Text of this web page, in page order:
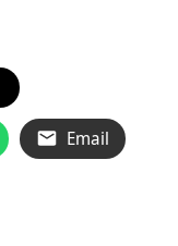
Email